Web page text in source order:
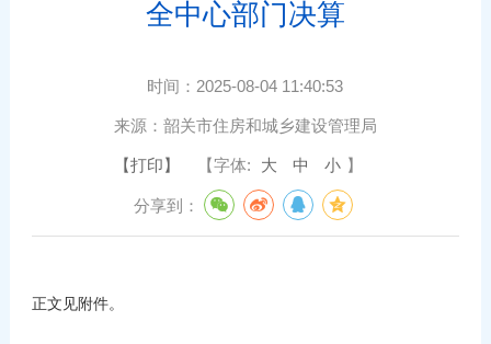
全中心部门决算
时间： 2025-08-04 11:40:53
来源： 韶关市住房和城乡建设管理局
【打印】 【字体: 大 中 小 】
分享到：
正文见附件。